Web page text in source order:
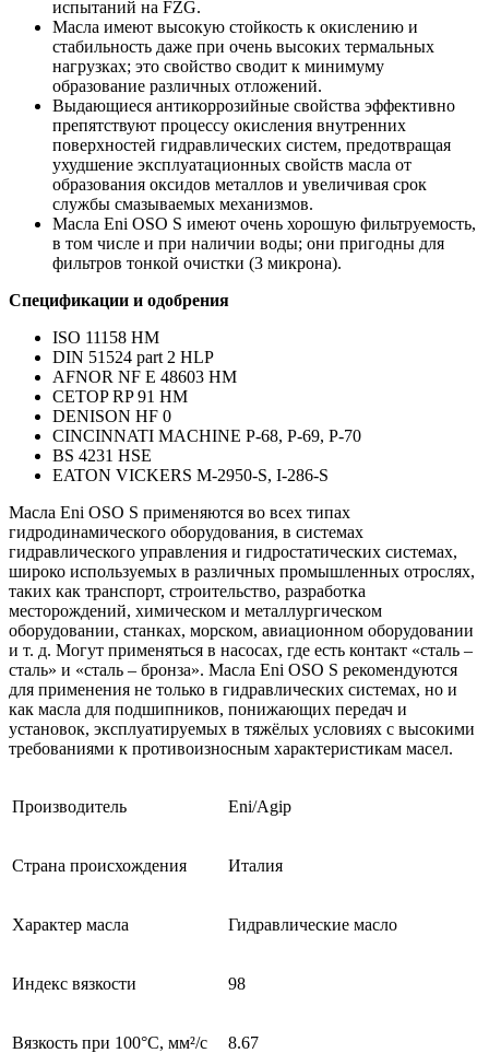
испытаний на FZG.
Масла имеют высокую стойкость к окислению и
стабильность даже при очень высоких термальных
нагрузках; это свойство сводит к минимуму
образование различных отложений.
Выдающиеся антикоррозийные свойства эффективно
препятствуют процессу окисления внутренних
поверхностей гидравлических систем, предотвращая
ухудшение эксплуатационных свойств масла от
образования оксидов металлов и увеличивая срок
службы смазываемых механизмов.
Масла Eni OSO S имеют очень хорошую фильтруемость,
в том числе и при наличии воды; они пригодны для
фильтров тонкой очистки (3 микрона).
Спецификации и одобрения
ISO 11158 HM
DIN 51524 part 2 HLP
AFNOR NF E 48603 HM
CETOP RP 91 HM
DENISON HF 0
CINCINNATI MACHINE P-68, P-69, P-70
BS 4231 HSE
EATON VICKERS M-2950-S, I-286-S
Масла Eni OSO S применяются во всех типах
гидродинамического оборудования, в системах
гидравлического управления и гидростатических системах,
широко используемых в различных промышленных отрослях,
таких как транспорт, строительство, разработка
месторождений, химическом и металлургическом
оборудовании, станках, морском, авиационном оборудовании
и т. д. Могут применяться в насосах, где есть контакт «сталь –
сталь» и «сталь – бронза». Масла Eni OSO S рекомендуются
для применения не только в гидравлических системах, но и
как масла для подшипников, понижающих передач и
установок, эксплуатируемых в тяжёлых условиях с высокими
требованиями к противоизносным характеристикам масел.
Производитель Eni/Agip
Страна происхождения Италия
Характер масла Гидравлические масло
Индекс вязкости 98
Вязкость при 100°С, мм²/с 8.67